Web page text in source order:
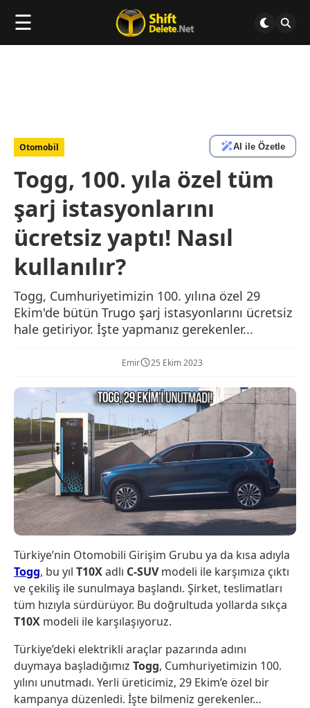
☰
Otomobil AI ile Özetle
Togg, 100. yıla özel tüm
şarj istasyonlarını
ücretsiz yaptı! Nasıl
kullanılır?
Togg, Cumhuriyetimizin 100. yılına özel 29
Ekim'de bütün Trugo şarj istasyonlarını ücretsiz
hale getiriyor. İşte yapmanız gerekenler...
Emir 25 Ekim 2023
Türkiye’nin Otomobili Girişim Grubu ya da kısa adıyla
Togg, bu yıl T10Xadlı C-SUVmodeli ile karşımıza çıktı
ve çekiliş ile sunulmaya başlandı. Şirket, teslimatları
tüm hızıyla sürdürüyor. Bu doğrultuda yollarda sıkça
T10X modeli ile karşılaşıyoruz.
Türkiye’deki elektrikli araçlar pazarında adını
duymaya başladığımız Togg, Cumhuriyetimizin 100.
yılını unutmadı. Yerli üreticimiz, 29 Ekim’e özel bir
kampanya düzenledi. İşte bilmeniz gerekenler…